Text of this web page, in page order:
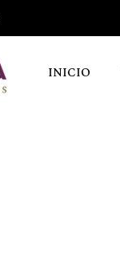
INICIO